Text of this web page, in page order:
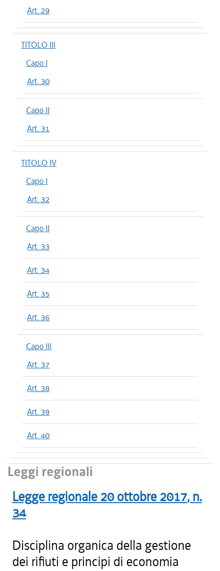
Art. 29
TITOLO III
Capo I
Art. 30
Capo II
Art. 31
TITOLO IV
Capo I
Art. 32
Capo II
Art. 33
Art. 34
Art. 35
Art. 36
Capo III
Art. 37
Art. 38
Art. 39
Art. 40
Leggi regionali
Legge regionale 20 ottobre 2017, n.
34
Disciplina organica della gestione
dei rifiuti e principi di economia